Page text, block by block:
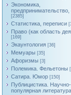
Экономика,
[2385]
Статистика, переписи
Право (как область
[169]
Экаунтология [36]
Мемуары [35]
Афоризмы [3]
Полемика. Фельетоны
Сатира. Юмор [150]
Публицистика. Научно-
популярная литература